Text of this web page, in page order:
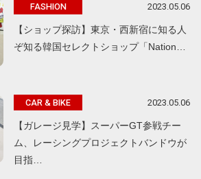
FASHION 2023.05.06
【ショップ探訪】東京・西新宿に知る人
ぞ知る韓国セレクトショップ「Nation…
CAR & BIKE 2023.05.06
【ガレージ見学】スーパーGT参戦チー
ム、レーシングプロジェクトバンドウが
目指…